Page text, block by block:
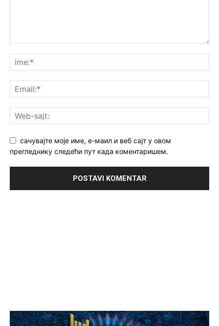
сачувајте моје име, е-маил и веб сајт у овом
прегледнику следећи пут када коментаришем.